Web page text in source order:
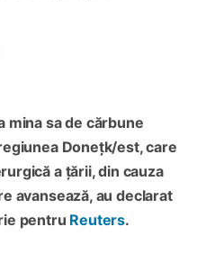
mina sa de cărbune
Donețk/est, care
a țării, din cauza
avansează, au declarat
pentru Reuters.